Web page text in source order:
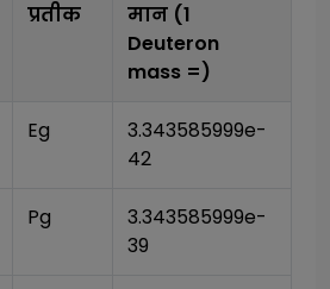
प्रतीक
मान (1
Deuteron
mass =)
Eg
3.343585999e-
42
Pg
3.343585999e-
39